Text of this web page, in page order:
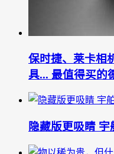
保时捷、莱卡相
具... 最值得买的
隐藏版更吸睛